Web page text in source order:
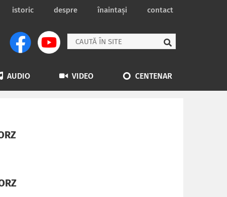
istoric despre înaintași contact
AUDIO VIDEO CENTENAR